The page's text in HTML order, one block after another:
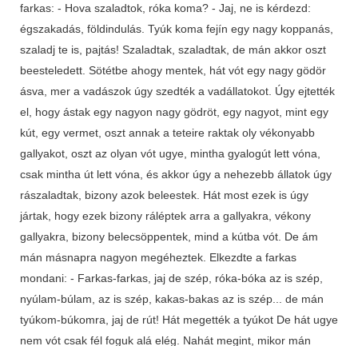
farkas: - Hova szaladtok, róka koma? - Jaj, ne is kérdezd:
égszakadás, földindulás. Tyúk koma fejín egy nagy koppanás,
szaladj te is, pajtás! Szaladtak, szaladtak, de mán akkor oszt
beesteledett. Sötétbe ahogy mentek, hát vót egy nagy gödör
ásva, mer a vadászok úgy szedték a vadállatokot. Úgy ejtették
el, hogy ástak egy nagyon nagy gödröt, egy nagyot, mint egy
kút, egy vermet, oszt annak a teteire raktak oly vékonyabb
gallyakot, oszt az olyan vót ugye, mintha gyalogút lett vóna,
csak mintha út lett vóna, és akkor úgy a nehezebb állatok úgy
rászaladtak, bizony azok beleestek. Hát most ezek is úgy
jártak, hogy ezek bizony ráléptek arra a gallyakra, vékony
gallyakra, bizony belecsöppentek, mind a kútba vót. De ám
mán másnapra nagyon megéheztek. Elkezdte a farkas
mondani: - Farkas-farkas, jaj de szép, róka-bóka az is szép,
nyúlam-búlam, az is szép, kakas-bakas az is szép... de mán
tyúkom-búkomra, jaj de rút! Hát megették a tyúkot De hát ugye
nem vót csak fél foguk alá elég. Nahát megint, mikor mán